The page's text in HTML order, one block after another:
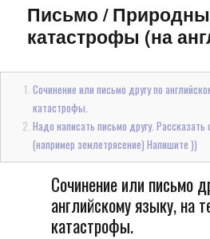
Письмо/
катастрофы (на
Сочинение или письмо другу по
катастрофы.
Надо написать письмо другу.
(например землетрясение) Напишите ))
Сочинение или письмо
английскому языку, на
катастрофы.